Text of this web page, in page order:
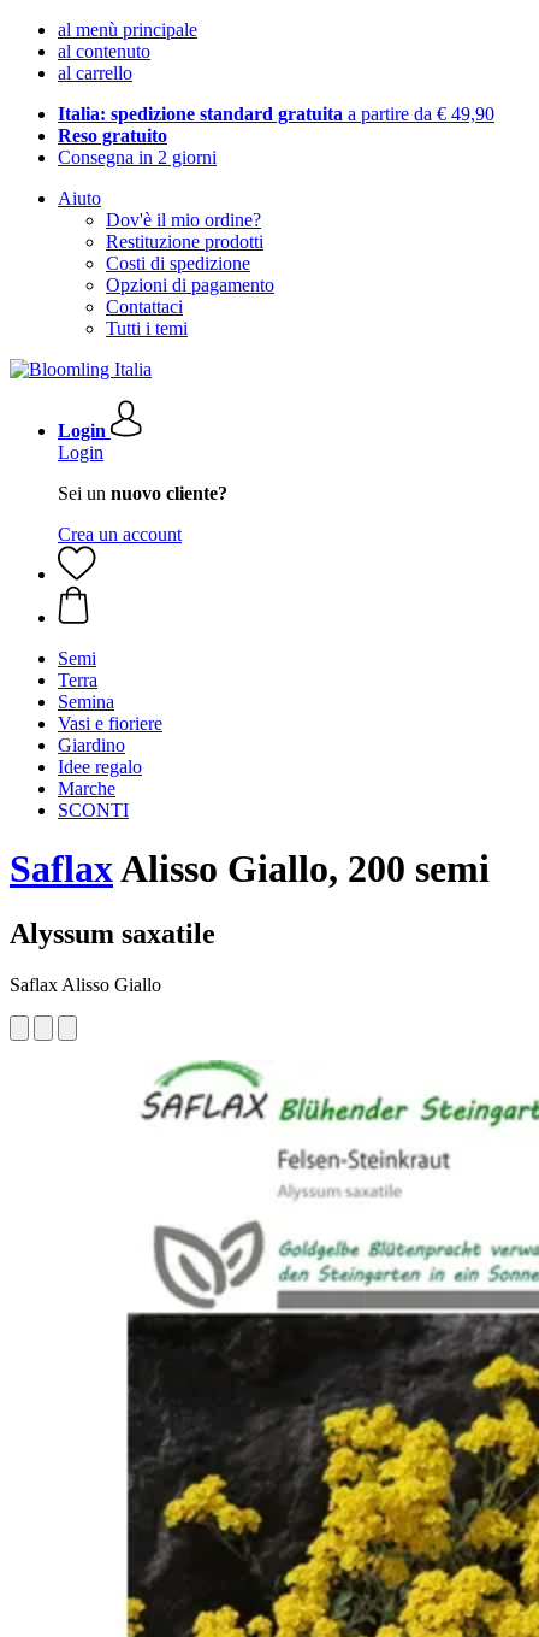
al menù principale
al contenuto
al carrello
Italia: spedizione standard gratuita a partire da € 49,90
Reso gratuito
Consegna in 2 giorni
Aiuto
Dov'è il mio ordine?
Restituzione prodotti
Costi di spedizione
Opzioni di pagamento
Contattaci
Tutti i temi
Login
Login
Sei un nuovo cliente?
Crea un account
Semi
Terra
Semina
Vasi e fioriere
Giardino
Idee regalo
Marche
SCONTI
SaflaxAlisso Giallo, 200 semi
Alyssum saxatile
Saflax Alisso Giallo